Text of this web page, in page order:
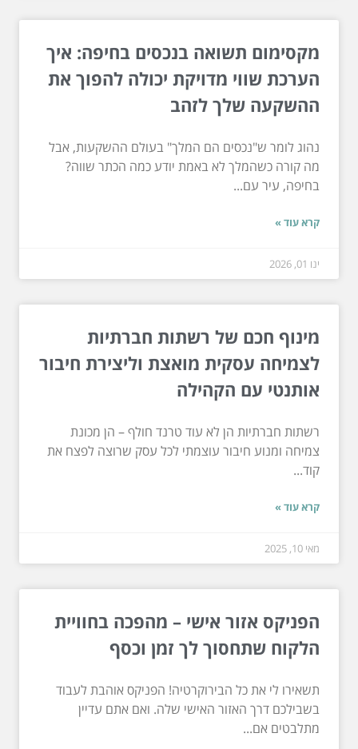
מקסימום תשואה בנכסים בחיפה: איך
הערכת שווי מדויקת יכולה להפוך את
ההשקעה שלך לזהב
נהוג לומר ש"נכסים הם המלך" בעולם ההשקעות, אבל
מה קורה כשהמלך לא באמת יודע כמה הכתר שווה?
בחיפה, עיר עם...
קרא עוד »
ינו 01, 2026
מינוף חכם של רשתות חברתיות
לצמיחה עסקית מואצת וליצירת חיבור
אותנטי עם הקהילה
רשתות חברתיות הן לא עוד טרנד חולף – הן מכונת
צמיחה ומנוע חיבור עוצמתי לכל עסק שרוצה לפצח את
קוד...
קרא עוד »
מאי 10, 2025
הפניקס אזור אישי – מהפכה בחוויית
הלקוח שתחסוך לך זמן וכסף
תשאירו לי את כל הבירוקרטיה! הפניקס אוהבת לעבוד
בשבילכם דרך האזור האישי שלה. ואם אתם עדיין
מתלבטים אם...